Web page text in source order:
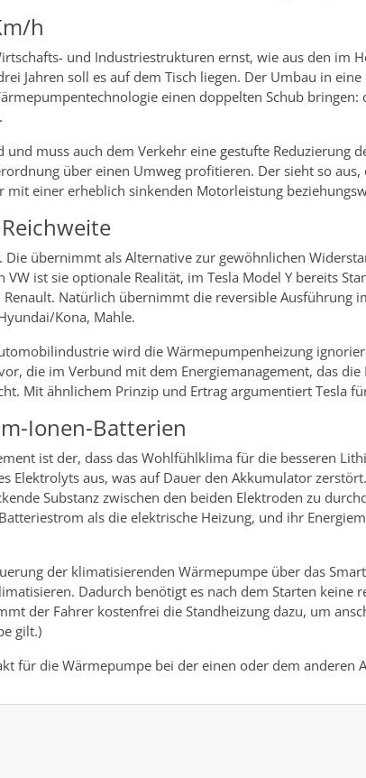
h
und Industriestrukturen ernst, wie aus den im
Jahren soll es auf dem Tisch liegen. Der Umbau in
einen doppelten Schub
und muss auch dem Verkehr eine gestufte Reduzierung
über einen Umweg profitieren. Der sieht so
einer erheblich sinkenden Motorleistung
übernimmt als Alternative zur gewöhnlichen
ist sie optionale Realität, im Tesla Model Y bereits
Natürlich übernimmt die reversible Ausführung
Kona, Mahle.
wird die Wärmepumpenheizung
die im Verbund mit dem Energiemanagement, das
Mit ähnlichem Prinzip und Ertrag argumentiert Tesla
Ionen-Batterien
ist der, dass das Wohlfühlklima für die besseren
Elektrolyts aus, was auf Dauer den Akkumulator
Substanz zwischen den beiden Elektroden zu
als die elektrische Heizung, und ihr
der klimatisierenden Wärmepumpe über das
Dadurch benötigt es nach dem Starten
der Fahrer kostenfrei die Standheizung dazu, um
gilt.)
für die Wärmepumpe bei der einen oder dem